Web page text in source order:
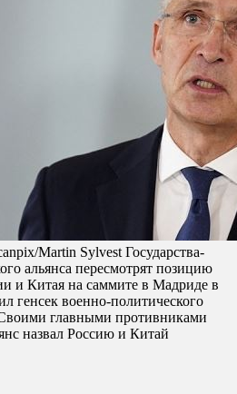
Martin Sylvest Государства-
альянса пересмотрят позицию
и Китая на саммите в Мадриде в
генсек военно-политического
главными противниками
назвал Россию и Китай